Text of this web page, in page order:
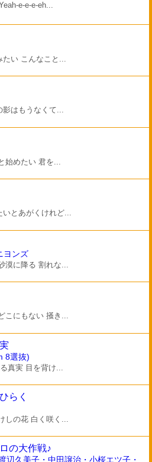
e-e-e-eh...
たい こんなこと...
影はもうなくて...
始めたい 君を...
いとあがくけれど...
ヨンズ
漠に降る 割れな...
こにもない 掻き...
8選抜)
真実 目を背け...
らく
しの花 白く咲く...
の大作戦♪
辺久美子・中田譲治・小桜エツ子・